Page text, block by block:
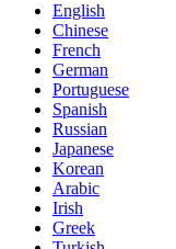
English
Chinese
French
German
Portuguese
Spanish
Russian
Japanese
Korean
Arabic
Irish
Greek